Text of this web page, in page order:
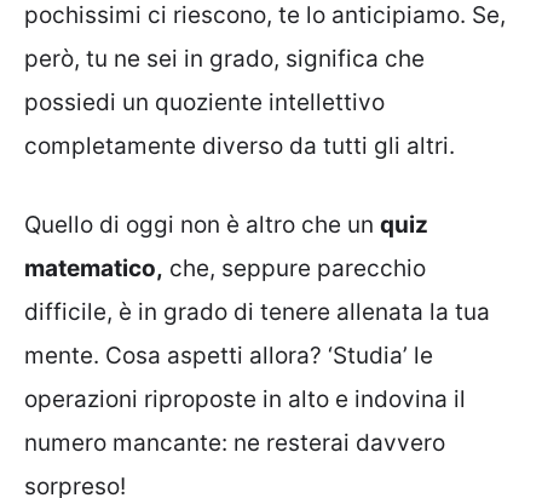
pochissimi ci riescono, te lo anticipiamo. Se,
però, tu ne sei in grado, significa che
possiedi un quoziente intellettivo
completamente diverso da tutti gli altri.
Quello di oggi non è altro che un quiz
matematico, che, seppure parecchio
difficile, è in grado di tenere allenata la tua
mente. Cosa aspetti allora? ‘Studia’ le
operazioni riproposte in alto e indovina il
numero mancante: ne resterai davvero
sorpreso!